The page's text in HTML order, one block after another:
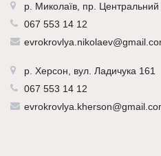
р. Миколаїв, пр.
067 553 14 12
р. Херсон, вул. Ладичука 161
067 553 14 12